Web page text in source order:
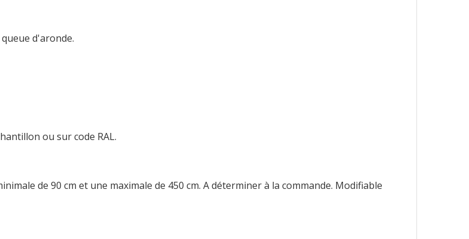
d'aronde.
ou sur code RAL.
de 90 cm et une maximale de 450 cm. A déterminer à la commande. Modifiable